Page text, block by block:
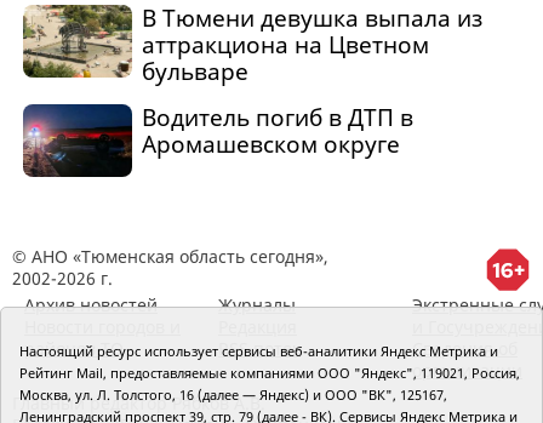
В Тюмени девушка выпала из
аттракциона на Цветном
бульваре
Водитель погиб в ДТП в
Аромашевском округе
© АНО «Тюменская область сегодня»,
2002-2026 г.
Архив новостей
районов ТО
Журналы
RSS поток
Экстренные
Сведения об
организации
Главный редактор Рябков А.В.
Настоящий ресурс использует сервисы веб-аналитики Яндекс Метрика и
Рейтинг Mail, предоставляемые компаниями ООО "Яндекс", 119021, Россия,
Москва, ул. Л. Толстого, 16 (далее — Яндекс) и ООО "ВК", 125167,
Ленинградский проспект 39, стр. 79 (далее - ВК). Сервисы Яндекс Метрика и